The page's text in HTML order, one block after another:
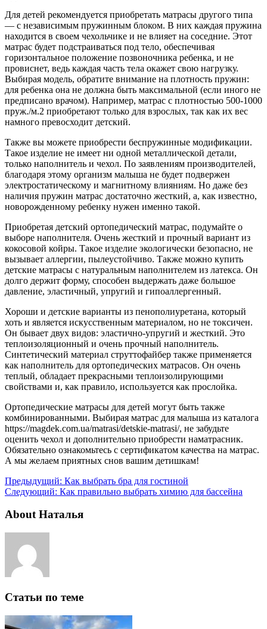
Для детей рекомендуется приобретать матрасы другого типа
— с независимым пружинным блоком. В них каждая пружина
находится в своем чехольчике и не влияет на соседние. Этот
матрас будет подстраиваться под тело, обеспечивая
горизонтальное положение позвоночника ребенка, и не
провиснет, ведь каждая часть тела окажет свою нагрузку.
Выбирая модель, обратите внимание на плотность пружин:
для ребенка она не должна быть максимальной (если иного не
предписано врачом). Например, матрас с плотностью 500-1000
пруж./м.2 приобретают только для взрослых, так как их вес
намного превосходит детский.
Также вы можете приобрести беспружинные модификации.
Такое изделие не имеет ни одной металлической детали,
только наполнитель и чехол. По заявлениям производителей,
благодаря этому организм малыша не будет подвержен
электростатическому и магнитному влияниям. Но даже без
наличия пружин матрас достаточно жесткий, а, как известно,
новорожденному ребенку нужен именно такой.
Приобретая детский ортопедический матрас, подумайте о
выборе наполнителя. Очень жесткий и прочный вариант из
кокосовой койры. Такое изделие экологически безопасно, не
вызывает аллергии, пылеустойчиво. Также можно купить
детские матрасы с натуральным наполнителем из латекса. Он
долго держит форму, способен выдержать даже большое
давление, эластичный, упругий и гипоаллергенный.
Хороши и детские варианты из пенополиуретана, который
хоть и является искусственным материалом, но не токсичен.
Он бывает двух видов: эластично-упругий и жесткий. Это
теплоизоляционный и очень прочный наполнитель.
Синтетический материал струттофайбер также применяется
как наполнитель для ортопедических матрасов. Он очень
теплый, обладает прекрасными теплоизолирующими
свойствами и, как правило, используется как прослойка.
Ортопедические матрасы для детей могут быть также
комбинированными. Выбирая матрас для малыша из каталога
https://magdek.com.ua/matrasi/detskie-matrasi/, не забудьте
оценить чехол и дополнительно приобрести наматрасник.
Обязательно ознакомьтесь с сертификатом качества на матрас.
А мы желаем приятных снов вашим детишкам!
Предыдущий: Как выбрать бра для гостиной
Следующий: Как правильно выбрать химию для бассейна
About Наталья
Статьи по теме